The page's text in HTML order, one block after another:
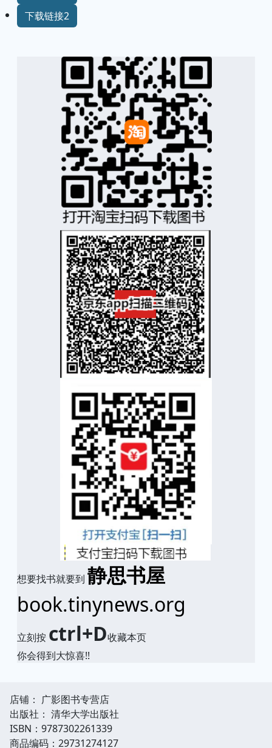
下载链接2
想要找书就要到 静思书屋
book.tinynews.org
立刻按 ctrl+D收藏本页
你会得到大惊喜!!
店铺： 广影图书专营店
出版社： 清华大学出版社
ISBN：9787302261339
商品编码：29731274127